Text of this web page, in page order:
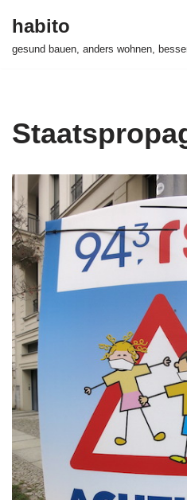
habito
gesund bauen, anders wohnen,